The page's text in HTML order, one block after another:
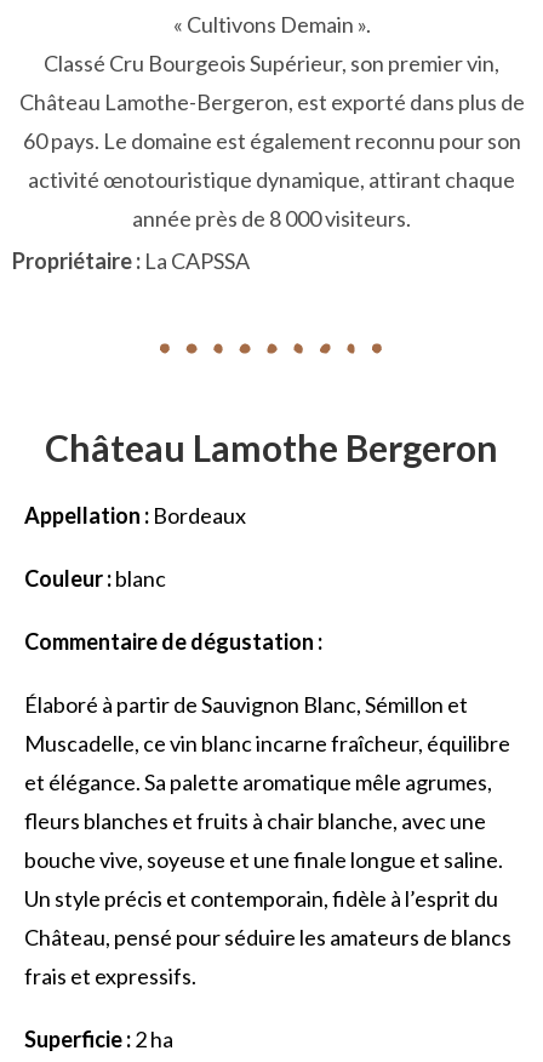
« Cultivons Demain ».
Classé Cru Bourgeois Supérieur, son premier vin,
Château Lamothe-Bergeron, est exporté dans plus de
60 pays. Le domaine est également reconnu pour son
activité œnotouristique dynamique, attirant chaque
année près de 8 000 visiteurs.
Propriétaire : La CAPSSA
Château Lamothe Bergeron
Appellation : Bordeaux
Couleur :blanc
Commentaire de dégustation :
Élaboré à partir de Sauvignon Blanc, Sémillon et
Muscadelle, ce vin blanc incarne fraîcheur, équilibre
et élégance. Sa palette aromatique mêle agrumes,
fleurs blanches et fruits à chair blanche, avec une
bouche vive, soyeuse et une finale longue et saline.
Un style précis et contemporain, fidèle à l’esprit du
Château, pensé pour séduire les amateurs de blancs
frais et expressifs.
Superficie :2 ha